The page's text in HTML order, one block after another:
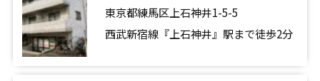
東京都練馬区上石神井1-5-5
西武新宿線『上石神井』駅まで徒歩2分